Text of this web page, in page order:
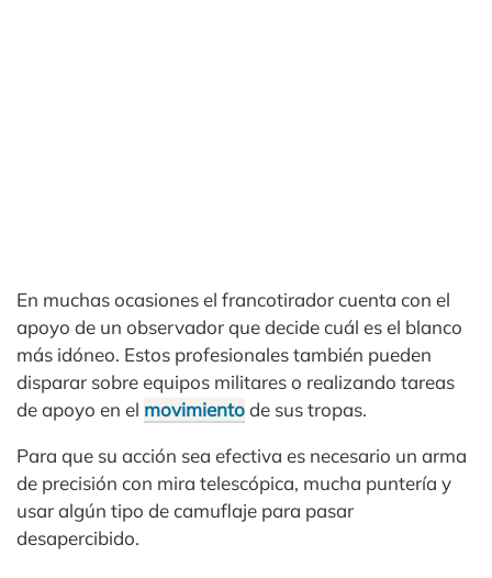
En muchas ocasiones el francotirador cuenta con el
apoyo de un observador que decide cuál es el blanco
más idóneo. Estos profesionales también pueden
disparar sobre equipos militares o realizando tareas
de apoyo en el movimientode sus tropas.
Para que su acción sea efectiva es necesario un arma
de precisión con mira telescópica, mucha puntería y
usar algún tipo de camuflaje para pasar
desapercibido.